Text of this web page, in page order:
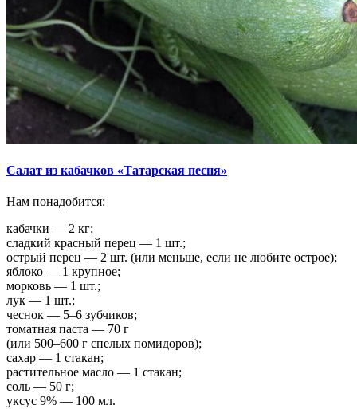
Салат из кабачков «Татарская песня»
Нам понадобится:
кабачки — 2 кг;
сладкий красный перец — 1 шт.;
острый перец — 2 шт. (или меньше, если не любите острое);
яблоко — 1 крупное;
морковь — 1 шт.;
лук — 1 шт.;
чеснок — 5–6 зубчиков;
томатная паста — 70 г
(или 500–600 г спелых помидоров);
сахар — 1 стакан;
растительное масло — 1 стакан;
соль — 50 г;
уксус 9% — 100 мл.